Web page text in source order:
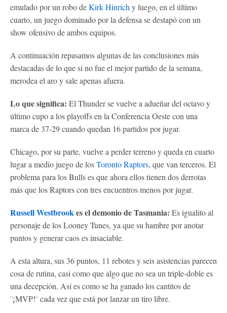
emulado por un robo deKirk Hinrich y luego, en el último
cuarto, un juego dominado por la defensa se destapó con un
show ofensivo de ambos equipos.
A continuación repasamos algunas de las conclusiones más
destacadas de lo que si no fue el mejor partido de la semana,
merodea el aro y sale apenas afuera.
Lo que significa: El Thunder se vuelve a adueñar del octavo y
último cupo a los playoffs en la Conferencia Oeste con una
marca de 37-29 cuando quedan 16 partidos por jugar.
Chicago, por su parte, vuelve a perder terreno y queda en cuarto
lugar a medio juego de losToronto Raptors, que van terceros. El
problema para los Bulls es que ahora ellos tienen dos derrotas
más que los Raptors con tres encuentros menos por jugar.
Russell Westbrookes el demonio de Tasmania: Es igualito al
personaje de los Looney Tunes, ya que su hambre por anotar
puntos y generar caos es insaciable.
A esta altura, sus 36 puntos, 11 rebotes y seis asistencias parecen
cosa de rutina, casi como que algo que no sea un triple-doble es
una decepción. Así es como se ha ganado los cantitos de
¨¡MVP!¨ cada vez que está por lanzar un tiro libre.